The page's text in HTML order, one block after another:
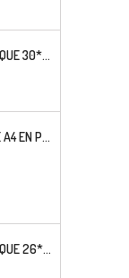
POCHOIR PLASTIQUE 30*21CM : ALPHABET (03)
POCHOIR LETTRE A4 EN PLASTIQUE MYLAR ALPHABET STYLE STENCIL BOLD 30 MM
POCHOIR PLASTIQUE 26*18CM : ALPHABET (16)